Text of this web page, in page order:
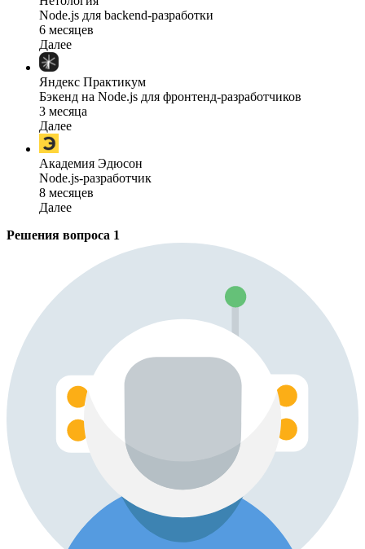
Node.js для backend-разработки
6 месяцев
Далее
Яндекс Практикум
Бэкенд на Node.js для фронтенд-разработчиков
3 месяца
Далее
Академия Эдюсон
Node.js-разработчик
8 месяцев
Далее
Решения вопроса 1